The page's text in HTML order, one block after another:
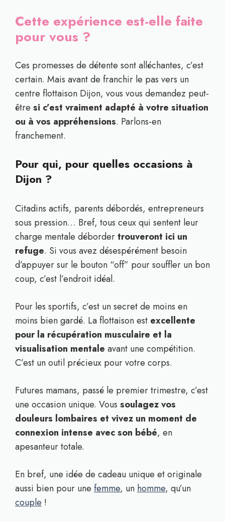
Cette expérience est-elle faite
pour vous ?
Ces promesses de détente sont alléchantes, c’est
certain. Mais avant de franchir le pas vers un
centre flottaison Dijon, vous vous demandez peut-
être si c’est vraiment adapté à votre situation
ou à vos appréhensions. Parlons-en
franchement.
Pour qui, pour quelles occasions à
Dijon ?
Citadins actifs, parents débordés, entrepreneurs
sous pression… Bref, tous ceux qui sentent leur
charge mentale débordertrouveront ici un
refuge. Si vous avez désespérément besoin
d’appuyer sur le bouton “off” pour souffler un bon
coup, c’est l’endroit idéal.
Pour les sportifs, c’est un secret de moins en
moins bien gardé. La flottaison est excellente
pour la récupération musculaire et la
visualisation mentale avant une compétition.
C’est un outil précieux pour votre corps.
Futures mamans, passé le premier trimestre, c’est
une occasion unique. Vous soulagez vos
douleurs lombaires et vivez un moment de
connexion intense avec son bébé, en
apesanteur totale.
En bref, une idée de cadeau unique et originale
aussi bien pour une femme, un homme, qu’un
couple !